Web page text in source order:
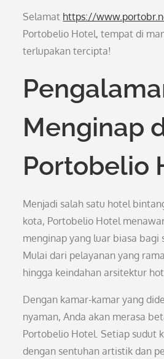
Selamat https://
Portobelio Hotel, tempat di
terlupakan tercipta!
Menginap
Portobelio
Menjadi salah satu hotel
kota, Portobelio Hotel
menginap yang luar biasa bagi
Mulai dari pelayanan yang
hingga keindahan arsitektur
Dengan kamar-kamar yang
nyaman, Anda akan merasa
Portobelio Hotel. Setiap sudut
dengan sentuhan artistik dan